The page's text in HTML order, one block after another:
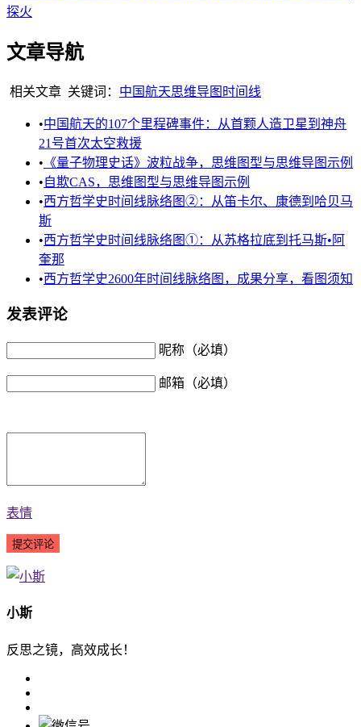
探火
文章导航
相关文章 关键词： 中国航天思维导图 时间线
•中国航天的107个里程碑事件：从首颗人造卫星到神舟
21号首次太空救援
• 《量子物理史话》波粒战争，思维图型与思维导图示例
•自欺CAS，思维图型与思维导图示例
•西方哲学史时间线脉络图②：从笛卡尔、康德到哈贝马
斯
•西方哲学史时间线脉络图①：从苏格拉底到托马斯•阿
奎那
•西方哲学史2600年时间线脉络图，成果分享，看图须知
发表评论
昵称（必填）
邮箱（必填）
表情
小斯
反思之镜，高效成长！